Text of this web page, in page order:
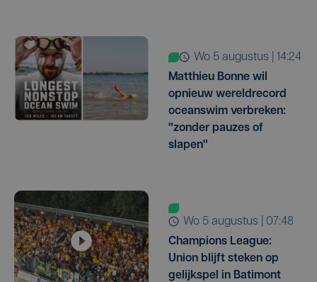
wo 5 augustus | 14:24
Matthieu Bonne wil
opnieuw wereldrecord
oceanswim verbreken:
"zonder pauzes of
slapen"
wo 5 augustus | 07:48
Champions League:
Union blijft steken op
gelijkspel in Batimont